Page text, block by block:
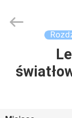
Management
Services